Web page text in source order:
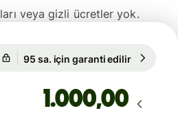
veya gizli ücretler yok.
95 sa. için garanti edilir
,00